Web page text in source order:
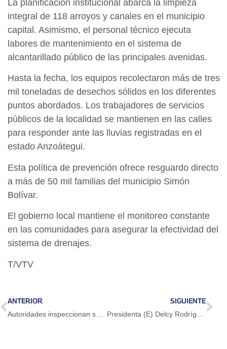
La planificación institucional abarca la limpieza
integral de 118 arroyos y canales en el municipio
capital. Asimismo, el personal técnico ejecuta
labores de mantenimiento en el sistema de
alcantarillado público de las principales avenidas.
Hasta la fecha, los equipos recolectaron más de tres
mil toneladas de desechos sólidos en los diferentes
puntos abordados. Los trabajadores de servicios
públicos de la localidad se mantienen en las calles
para responder ante las lluvias registradas en el
estado Anzoátegui.
Esta política de prevención ofrece resguardo directo
a más de 50 mil familias del municipio Simón
Bolívar.
El gobierno local mantiene el monitoreo constante
en las comunidades para asegurar la efectividad del
sistema de drenajes.
T/VTV
ANTERIOR SIGUIENTE